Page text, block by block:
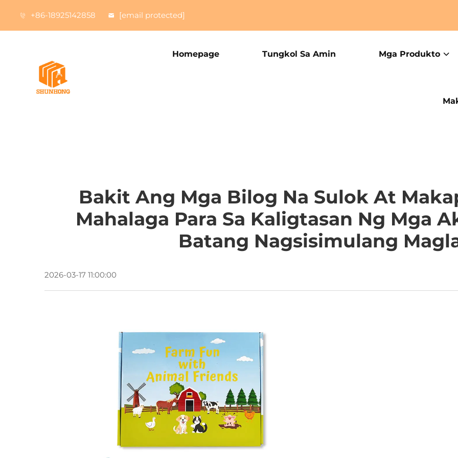
+86-18925142858 [email protected]
Homepage Tungkol Sa Amin Mga Produkto
Bakit Ang Mga Bilog Na Sulok At
Mahalaga Para Sa Kaligtasan Ng Mga
Batang Nagsisimulang
2026-03-17 11:00:00